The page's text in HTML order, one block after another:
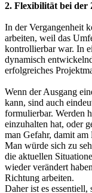
2. Flexibilität bei der
In der Vergangenheit
arbeiten, weil das
kontrollierbar war. In
dynamisch
erfolgreiches
Wenn der Ausgang
kann, sind auch
formulierbar. Werden
einzuhalten hat, oder
man Gefahr, damit
Man würde sich zu
die aktuellen
wieder verändert
Richtung arbeiten.
Daher ist es